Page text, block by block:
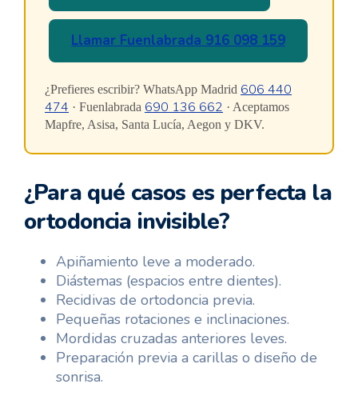
Llamar Fuenlabrada 916 098 159
¿Prefieres escribir? WhatsApp Madrid 606 440
474 · Fuenlabrada 690 136 662 · Aceptamos
Mapfre, Asisa, Santa Lucía, Aegon y DKV.
¿Para qué casos es perfecta la
ortodoncia invisible?
Apiñamiento leve a moderado.
Diástemas (espacios entre dientes).
Recidivas de ortodoncia previa.
Pequeñas rotaciones e inclinaciones.
Mordidas cruzadas anteriores leves.
Preparación previa a carillas o diseño de
sonrisa.